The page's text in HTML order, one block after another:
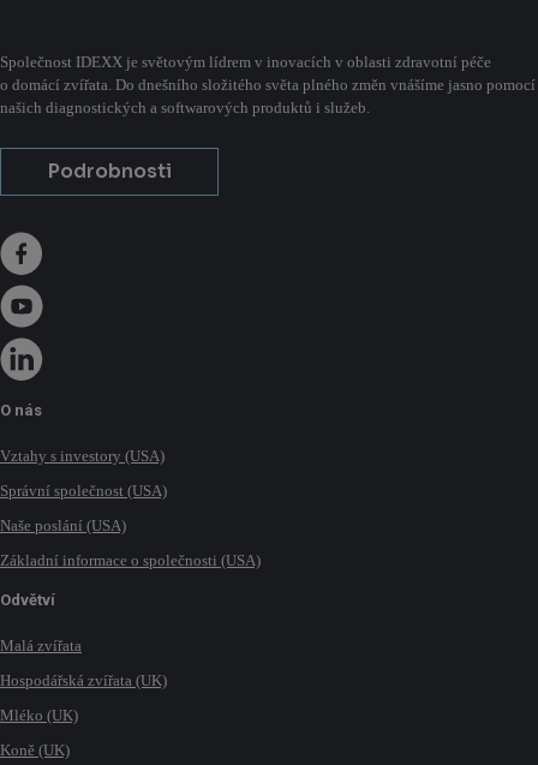
Společnost IDEXX je světovým lídrem v inovacích v oblasti zdravotní péče
o domácí zvířata. Do dnešního složitého světa plného změn vnášíme jasno pomocí
našich diagnostických a softwarových produktů i služeb.
Podrobnosti
O nás
Vztahy s investory (USA)
Správní společnost (USA)
Naše poslání (USA)
Základní informace o společnosti (USA)
Odvětví
Malá zvířata
Hospodářská zvířata (UK)
Mléko (UK)
Koně (UK)